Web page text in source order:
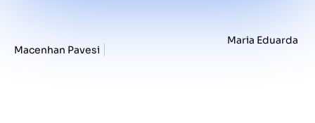
Maria Eduarda
Macenhan Pavesi